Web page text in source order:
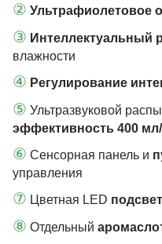
② Ультрафиолетовое
③ Интеллектуальный
влажности
④ Регулирование
⑤ Ультразвуковой
эффективность 400
⑥ Сенсорная панель и
управления
⑦ Цветная LED
⑧ Отдельный